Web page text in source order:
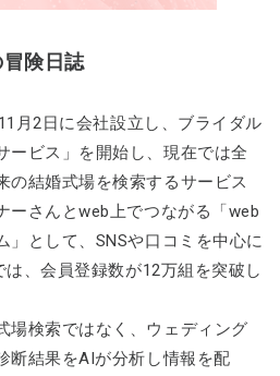
険日誌
月2日に会社設立し、ブライダル
ービス」を開始し、現在では全
の結婚式場を検索するサービス
ーさんとweb上でつながる「web
」として、SNSや口コミを中心に
、会員登録数が12万組を突破し
場検索ではなく、ウェディング
断結果をAIが分析し情報を配